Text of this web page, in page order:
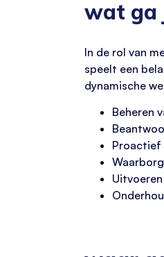
wat ga
In de rol van
speelt een
dynamische
Beheren
Proactief